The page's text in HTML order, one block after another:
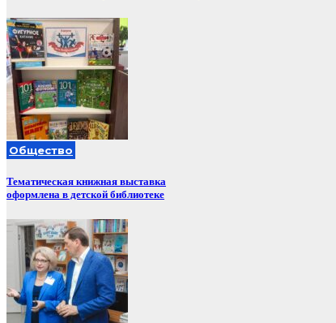
Общество
Тематическая книжная выставка
оформлена в детской библиотеке